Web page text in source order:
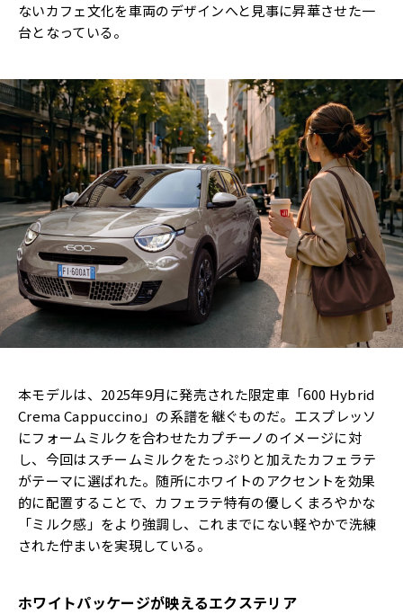
ないカフェ文化を車両のデザインへと見事に昇華させた一
台となっている。
本モデルは、2025年9月に発売された限定車「600 Hybrid
Crema Cappuccino」の系譜を継ぐものだ。エスプレッソ
にフォームミルクを合わせたカプチーノのイメージに対
し、今回はスチームミルクをたっぷりと加えたカフェラテ
がテーマに選ばれた。随所にホワイトのアクセントを効果
的に配置することで、カフェラテ特有の優しくまろやかな
「ミルク感」をより強調し、これまでにない軽やかで洗練
された佇まいを実現している。
ホワイトパッケージが映えるエクステリア